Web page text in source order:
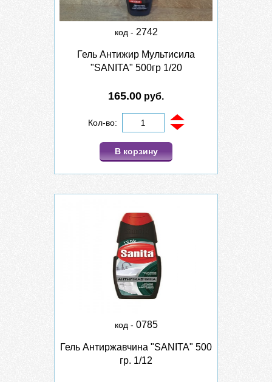
код - 2742
Гель Антижир Мультисила
"SANITA" 500гр 1/20
165.00 руб.
Кол-во:
В корзину
код - 0785
Гель Антиржавчина "SANITA" 500
гр. 1/12